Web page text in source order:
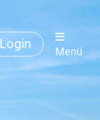
Login
Menü